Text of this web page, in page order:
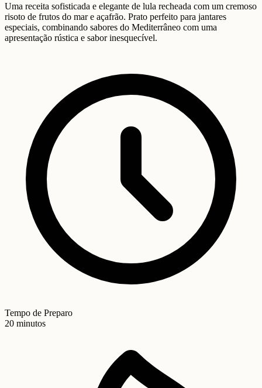
Uma receita sofisticada e elegante de lula recheada com um cremoso
risoto de frutos do mar e açafrão. Prato perfeito para jantares
especiais, combinando sabores do Mediterrâneo com uma
apresentação rústica e sabor inesquecível.
Tempo de Preparo
20 minutos